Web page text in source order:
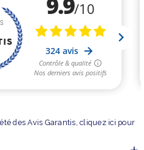
des Avis Garantis, cliquez ici pour